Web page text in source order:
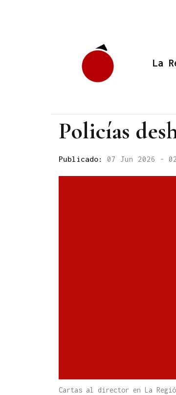
La
Policías
Publicado: 07 Jun 2026 -
Cartas al director en La